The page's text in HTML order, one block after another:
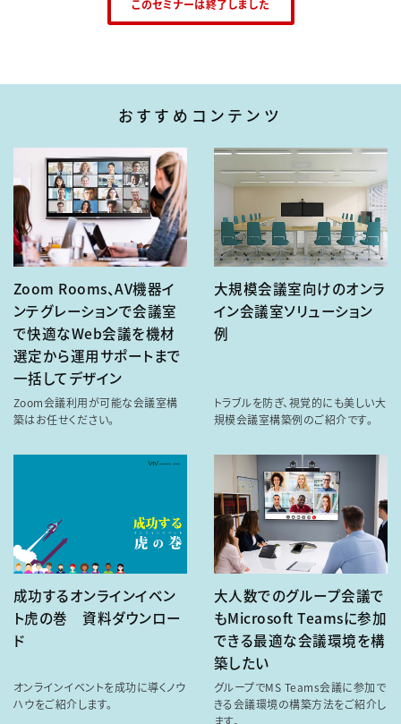
このセミナーは終了しました
おすすめコンテンツ
Zoom Rooms、AV機器イ
ンテグレーションで会議室
で快適なWeb会議を機材
選定から運用サポートまで
一括してデザイン
Zoom会議利用が可能な会議室構
築はお任せください。
大規模会議室向けのオンラ
イン会議室ソリューション
例
トラブルを防ぎ、視覚的にも美しい大
規模会議室構築例のご紹介です。
成功するオンラインイベン
ト虎の巻 資料ダウンロー
ド
オンラインイベントを成功に導くノウ
ハウをご紹介します。
大人数でのグループ会議で
もMicrosoft Teamsに参加
できる最適な会議環境を構
築したい
グループでMS Teams会議に参加で
きる会議環境の構築方法をご紹介し